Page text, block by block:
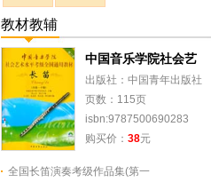
教材教辅
中国音乐学院社会艺
出版社：中国青年出版社
页数：115页
isbn:9787500690283
购买价： 38元
全国长笛演奏考级作品集(第一